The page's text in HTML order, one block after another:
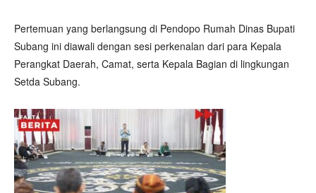
Pertemuan yang berlangsung di Pendopo Rumah Dinas Bupati
Subang ini diawali dengan sesi perkenalan dari para Kepala
Perangkat Daerah, Camat, serta Kepala Bagian di lingkungan
Setda Subang.